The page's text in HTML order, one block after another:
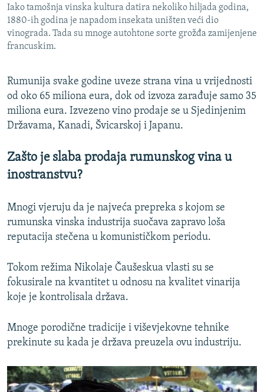
Iako tamošnja vinska kultura datira nekoliko hiljada godina,
1880-ih godina je napadom insekata uništen veći dio
vinograda. Tada su mnoge autohtone sorte grožđa zamijenjene
francuskim.
Rumunija svake godine uveze strana vina u vrijednosti
od oko 65 miliona eura, dok od izvoza zarađuje samo 35
miliona eura. Izvezeno vino prodaje se u Sjedinjenim
Državama, Kanadi, Švicarskoj i Japanu.
Zašto je slaba prodaja rumunskog vina u
inostranstvu?
Mnogi vjeruju da je najveća prepreka s kojom se
rumunska vinska industrija suočava zapravo loša
reputacija stečena u komunističkom periodu.
Tokom režima Nikolaje Čaušeskua vlasti su se
fokusirale na kvantitet u odnosu na kvalitet vinarija
koje je kontrolisala država.
Mnoge porodične tradicije i viševjekovne tehnike
prekinute su kada je država preuzela ovu industriju.